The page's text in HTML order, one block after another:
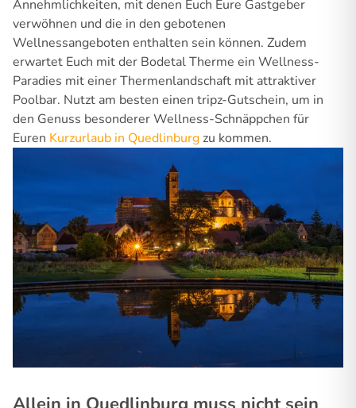
Annehmlichkeiten, mit denen Euch Eure Gastgeber
verwöhnen und die in den gebotenen
Wellnessangeboten enthalten sein können. Zudem
erwartet Euch mit der Bodetal Therme ein Wellness-
Paradies mit einer Thermenlandschaft mit attraktiver
Poolbar. Nutzt am besten einen tripz-Gutschein, um in
den Genuss besonderer Wellness-Schnäppchen für
Euren Kurzurlaub in Quedlinburg zu kommen.